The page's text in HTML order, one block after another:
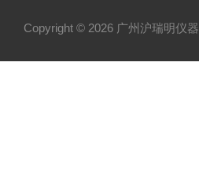
Copyright © 2026 广州沪瑞明仪